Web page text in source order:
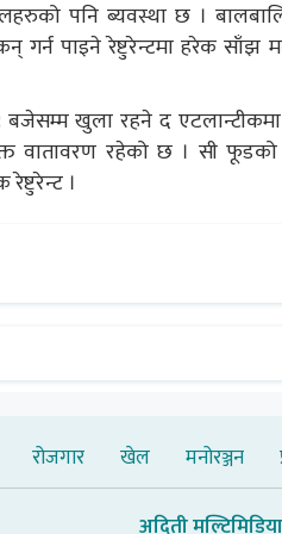
पनि ब्यवस्था छ ।
पाइने रेष्टुरेन्टमा हरेक साँझ
खुला रहने द एटलान्टीकमा
वातावरण रहेको छ । सी
।
रोजगार खेल मनोरञ्जन
अदिती